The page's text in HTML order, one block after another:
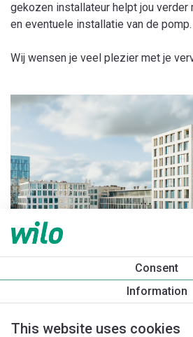
Consent
Information
This website uses cookies
gekozen installateur helpt jou verder
en eventuele installatie van de pomp.
Wij wensen je veel plezier met je